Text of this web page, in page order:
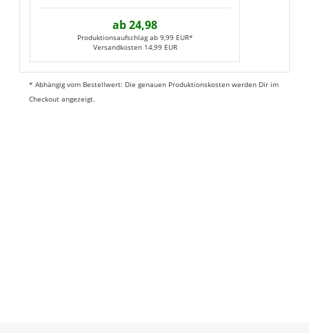
ab 24,98
Produktionsaufschlag ab 9,99 EUR*
Versandkosten 14,99 EUR
* Abhängig vom Bestellwert: Die genauen Produktionskosten werden Dir im
Checkout angezeigt.